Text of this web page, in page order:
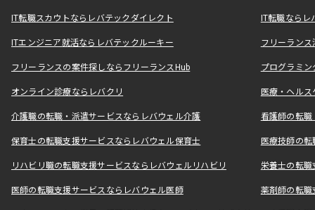
IT転職スカウトならレバテックダイレクト IT転職なら
ITエンジニア就活ならレバテックルーキー フリーラン
フリーランスの案件探しならフリーランスHub プログラミ
オンライン診療ならレバクリ 医療・ヘル
介護職の転職・派遣サービスならレバウェル介護 看護師の転
保育士の転職支援サービスならレバウェル保育士 医療技師の
リハビリ職の転職支援サービスならレバウェルリハビリ 栄養士の転
医師の転職支援サービスならレバウェル医師 薬剤師の転